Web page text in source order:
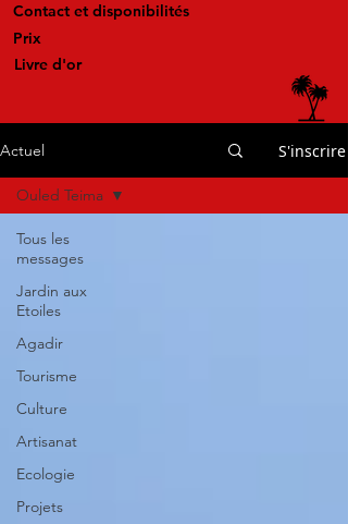
Contact et disponibilités
Prix
Livre d'or
Actuel S'inscrire
Tous les
messages
Jardin aux
Etoiles
Agadir
Tourisme
Culture
Artisanat
Ecologie
Projets
Ouled Teima